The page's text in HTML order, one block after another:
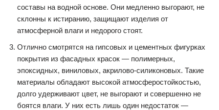
составы на водной основе. Они медленно выгорают, не
склонны к истиранию, защищают изделия от
атмосферной влаги и недорого стоят.
Отлично смотрятся на гипсовых и цементных фигурках
покрытия из фасадных красок — полимерных,
эпоксидных, виниловых, акрилово-силиконовых. Такие
материалы обладают высокой атмосферостойкостью,
долго удерживают цвет, не выгорают и совершенно не
боятся влаги. У них есть лишь один недостаток —